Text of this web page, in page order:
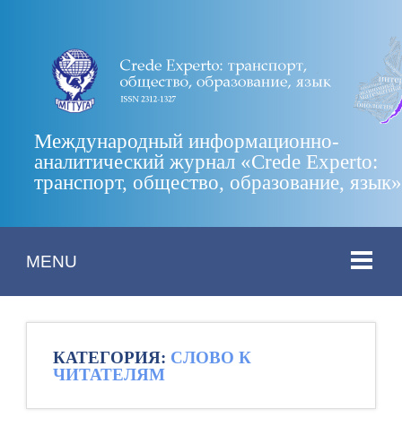
Международный информационно-
аналитический журнал «Crede Experto:
транспорт, общество, образование, язык»
MENU
КАТЕГОРИЯ: СЛОВО К
ЧИТАТЕЛЯМ